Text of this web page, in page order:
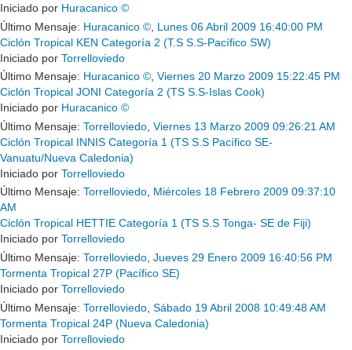
Iniciado por Huracanico ©
Último Mensaje: Huracanico © Lunes 06 Abril 2009 16:40:00 PM
Ciclón Tropical KEN Categoría 2 (T.S S.S-Pacífico SW)
Iniciado por Torrelloviedo
Último Mensaje: Huracanico ©, Viernes 20 Marzo 2009 15:22:45 PM
Ciclón Tropical JONI Categoría 2 (TS S.S-Islas Cook)
Iniciado por Huracanico ©
Último Mensaje: Torrelloviedo Viernes 13 Marzo 2009 09:26:21 AM
Ciclón Tropical INNIS Categoría 1 (TS S.S Pacífico SE-
Vanuatu/Nueva Caledonia)
Iniciado por Torrelloviedo
Último Mensaje: Torrelloviedo, Miércoles 18 Febrero 2009 09:37:10
AM
Ciclón Tropical HETTIE Categoría 1 (TS S.S Tonga- SE de Fiji)
Iniciado por Torrelloviedo
Último Mensaje: Torrelloviedo Jueves 29 Enero 2009 16:40:56 PM
Tormenta Tropical 27P (Pacífico SE)
Iniciado por Torrelloviedo
Último Mensaje: Torrelloviedo Sábado 19 Abril 2008 10:49:48 AM
Tormenta Tropical 24P (Nueva Caledonia)
Iniciado por Torrelloviedo